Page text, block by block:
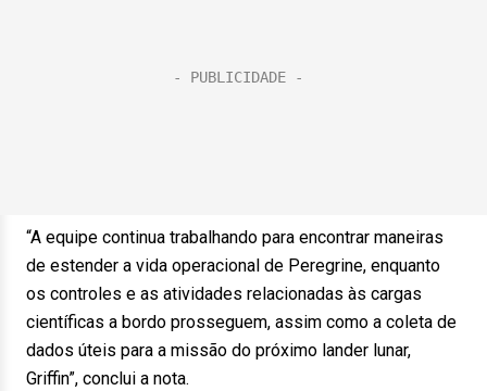
“A equipe continua trabalhando para encontrar maneiras
de estender a vida operacional de Peregrine, enquanto
os controles e as atividades relacionadas às cargas
científicas a bordo prosseguem, assim como a coleta de
dados úteis para a missão do próximo lander lunar,
Griffin”, conclui a nota.